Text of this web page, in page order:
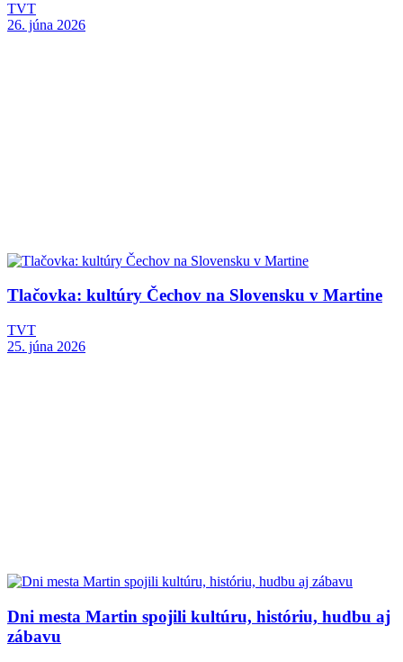
TVT
26. júna 2026
Tlačovka: kultúry Čechov na Slovensku v Martine
TVT
25. júna 2026
Dni mesta Martin spojili kultúru, históriu, hudbu aj
zábavu